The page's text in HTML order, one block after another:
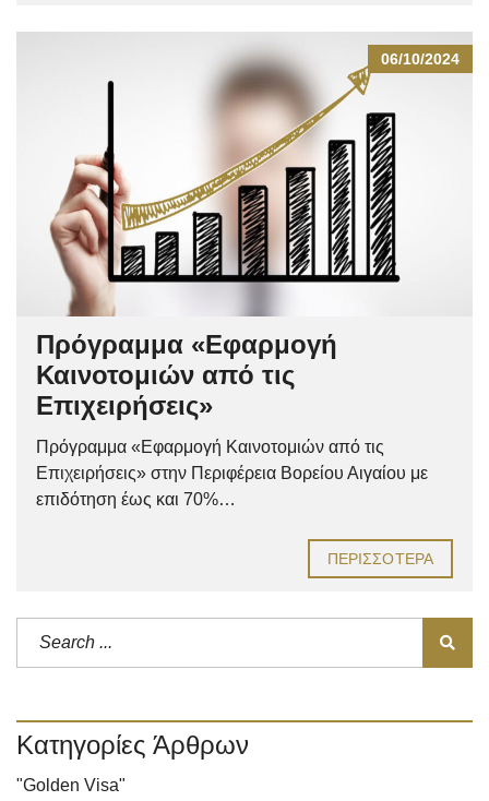
06/10/2024
Πρόγραμμα «Εφαρμογή
Καινοτομιών από τις
Επιχειρήσεις»
Πρόγραμμα «Εφαρμογή Καινοτομιών από τις
Επιχειρήσεις» στην Περιφέρεια Βορείου Αιγαίου με
επιδότηση έως και 70%…
ΠΕΡΙΣΣΌΤΕΡΑ
Κατηγορίες Άρθρων
"Golden Visa"